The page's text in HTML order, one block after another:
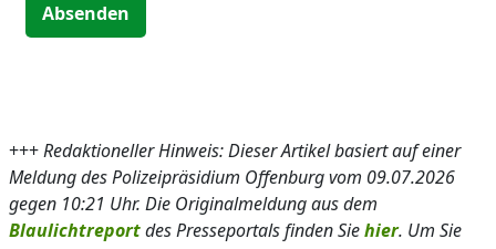
Absenden
+++Redaktioneller Hinweis: Dieser Artikel basiert auf einer
Meldung des Polizeipräsidium Offenburg vom 09.07.2026
gegen 10:21 Uhr. Die Originalmeldung aus dem
Blaulichtreportdes Presseportals finden Siehier. Um Sie